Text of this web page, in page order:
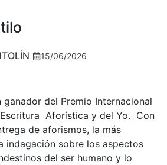
15/06/2026
ganador del Premio Internacional
Aforística y del Yo. Con
de aforismos, la más
indagación sobre los aspectos
del ser humano y lo